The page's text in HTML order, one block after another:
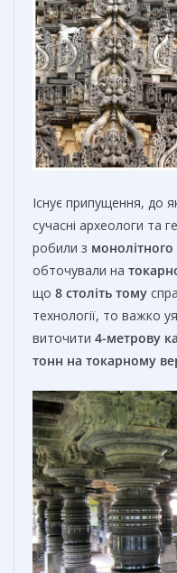
Існує припущення, до
сучасні археологи та
робили з
обточували на
що 8 століть тому
технології, то важко
виточити 4-метрову
тонн на токарному